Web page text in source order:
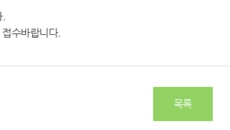
수바랍니다.
목록